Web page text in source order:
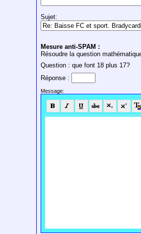
Sujet:
Mesure anti-SPAM :
Résoudre la question
Question : que font 18 plus 17?
Réponse :
Message: